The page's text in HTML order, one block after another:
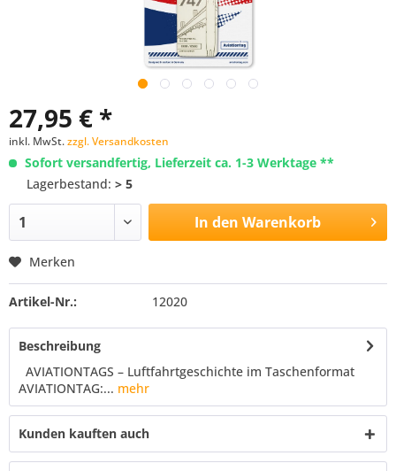
27,95 € *
inkl. MwSt.zzgl. Versandkosten
Sofort versandfertig, Lieferzeit ca. 1-3 Werktage **
Lagerbestand: > 5
In den Warenkorb
Merken
Artikel-Nr.: 12020
Beschreibung
AVIATIONTAGS – Luftfahrtgeschichte im Taschenformat
AVIATIONTAG:... mehr
Kunden kauften auch